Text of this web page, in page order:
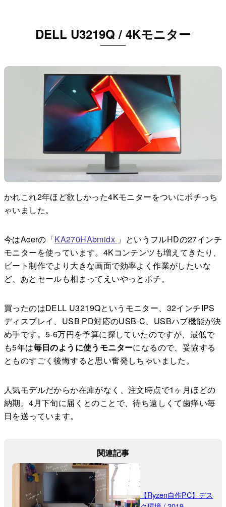
DELL U3219Q / 4Kモニター
かれこれ2年ほど欲しかった4Kモニターをついにポチっち
ゃいました。
今はAcerの「KA270HAbmidx 」というフルHDの27インチ
モニターを使っています。4Kコンテンツも増えてきたり、
ビート制作でより大きな画面で効率よく作業がしたいな
ど、あとセールも相まってえいやっとポチ。
買ったのはDELL U3219Qというモニター、32インチIPS
ディスプレイ、USB PD対応のUSB-C、USBハブ機能が決
め手です。5-6万円を予算に探していたのですが、最低で
も5年は毎日のように使うモニターになるので、妥協する
とものすごく後悔すると思い奮発しちゃいました。
人気モデルだからか在庫がなく、注文時点で1ヶ月ほどの
納期。4月下旬に届くとのことで、待ち遠しくて歯痒い毎
日を送っています。